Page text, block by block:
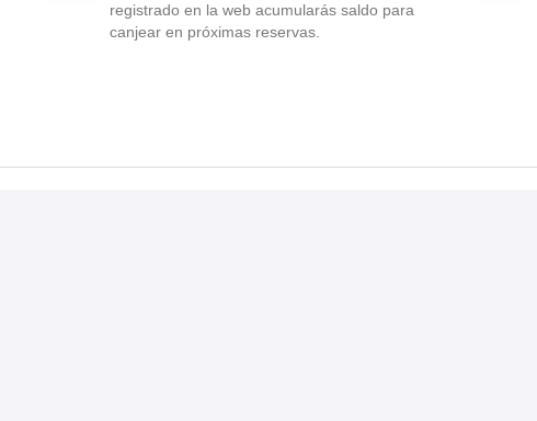
registrado en la web acumularás saldo para
canjear en próximas reservas.